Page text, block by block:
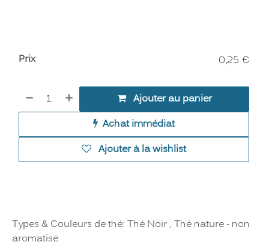
Ajouter au panier
Achat immédiat
Ajouter à la wishlist
Prix 0,25 €
Types & Couleurs de thé: Thé Noir, Thé nature - non